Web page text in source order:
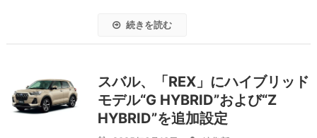
続きを読む
スバル、「REX」にハイブリッド
モデル“G HYBRID”および“Z
HYBRID”を追加設定